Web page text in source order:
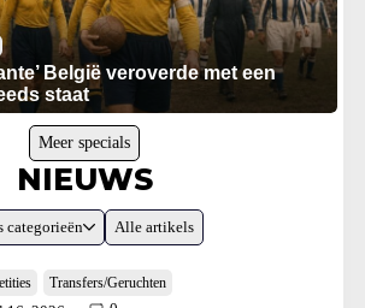
België veroverde met een
staat
Meer specials
NIEUWS
categorieën Alle artikels
Transfers/Geruchten